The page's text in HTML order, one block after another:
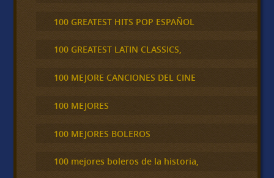
100 GREATEST HITS POP ESPAÑOL
100 GREATEST LATIN CLASSICS,
100 MEJORE CANCIONES DEL CINE
100 MEJORES
100 MEJORES BOLEROS
100 mejores boleros de la historia,